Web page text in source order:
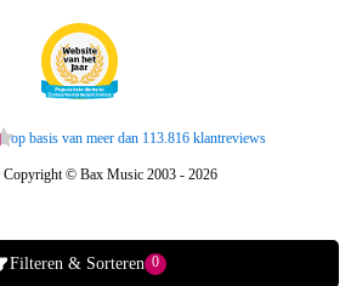
Filteren & Sorteren 0
op basis van meer dan 113.816 klantreviews
Copyright © Bax Music 2003 - 2026